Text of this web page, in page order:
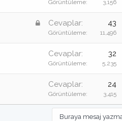
Görüntüleme 3,156
K
Cevaplar 43
Görüntüleme 11,496
Cevaplar 32
Görüntüleme 5,235
Cevaplar 24
Görüntüleme 3,415
Buraya mesaj